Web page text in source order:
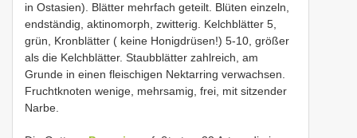
in Ostasien). Blätter mehrfach geteilt. Blüten einzeln,
endständig, aktinomorph, zwitterig. Kelchblätter 5,
grün, Kronblätter ( keine Honigdrüsen!) 5-10, größer
als die Kelchblätter. Staubblätter zahlreich, am
Grunde in einen fleischigen Nektarring verwachsen.
Fruchtknoten wenige, mehrsamig, frei, mit sitzender
Narbe.